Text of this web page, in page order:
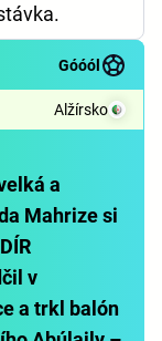
Góóól
Alžírsko
a
Mahrize si
v
a trkl balón